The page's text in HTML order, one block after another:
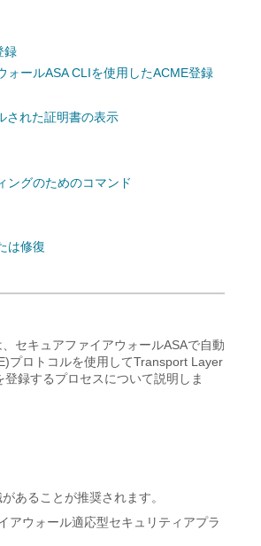
録
ォールASA CLIを使用したACME登録
された証明書の表示
ングのためのコマンド
は修復
セキュアファイアウォールASAで自動
プロトコルを使用してTransport Layer
録するプロセスについて説明しま
あることが推奨されます。
アウォール適応型セキュリティアプラ